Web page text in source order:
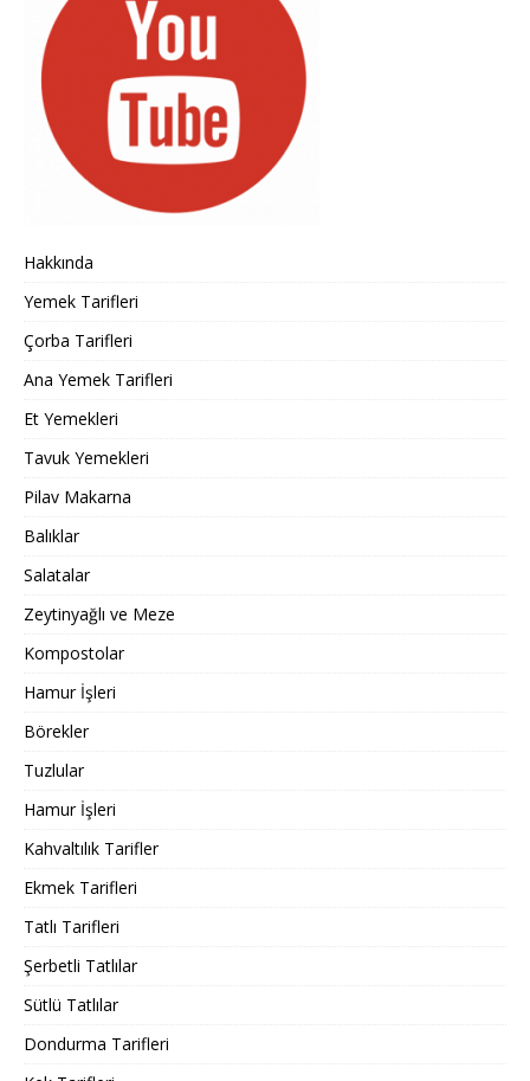
Hakkında
Yemek Tarifleri
Çorba Tarifleri
Ana Yemek Tarifleri
Et Yemekleri
Tavuk Yemekleri
Pilav Makarna
Balıklar
Salatalar
Zeytinyağlı ve Meze
Kompostolar
Hamur İşleri
Börekler
Tuzlular
Hamur İşleri
Kahvaltılık Tarifler
Ekmek Tarifleri
Tatlı Tarifleri
Şerbetli Tatlılar
Sütlü Tatlılar
Dondurma Tarifleri